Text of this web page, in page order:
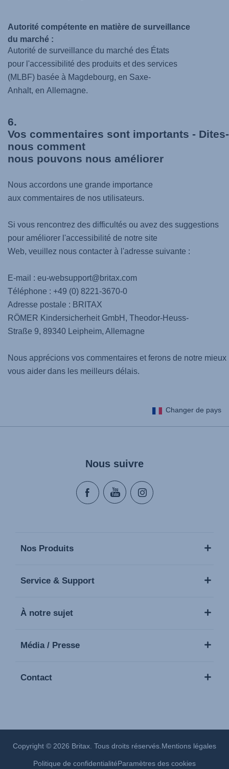
Autorité compétente en matière de surveillance
du marché :
Autorité de surveillance du marché des États
pour l'accessibilité des produits et des services
(MLBF) basée à Magdebourg, en Saxe-
Anhalt, en Allemagne.
6.
Vos commentaires sont importants - Dites-
nous comment
nous pouvons nous améliorer
Nous accordons une grande importance
aux commentaires de nos utilisateurs.
Si vous rencontrez des difficultés ou avez des suggestions
pour améliorer l'accessibilité de notre site
Web, veuillez nous contacter à l'adresse suivante :
E-mail : eu-websupport@britax.com
Téléphone : +49 (0) 8221-3670-0
Adresse postale : BRITAX
RÖMER Kindersicherheit GmbH, Theodor-Heuss-
Straße 9, 89340 Leipheim, Allemagne
Nous apprécions vos commentaires et ferons de notre mieux
vous aider dans les meilleurs délais.
Changer de pays
Nous suivre
Nos Produits
Service & Support
À notre sujet
Média / Presse
Contact
Copyright © 2026 Britax. Tous droits réservés. Mentions légales
Politique de confidentialitéParamètres des cookies